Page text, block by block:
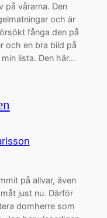
på vårarna. Den
och är
fånga den på
och en bra bild på
lista. Den här…
på allvar, även
just nu. Därför
domherre som